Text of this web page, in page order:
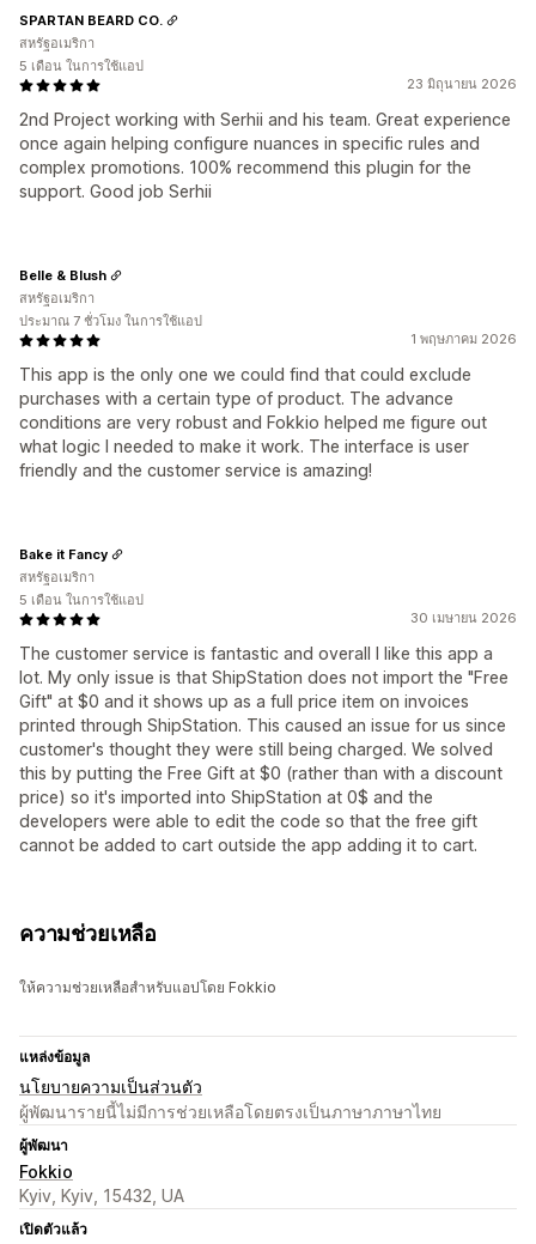
23 มิถุนายน 2026
2nd Project working with Serhii and his team. Great experience
once again helping configure nuances in specific rules and
complex promotions. 100% recommend this plugin for the
support. Good job Serhii
SPARTAN BEARD CO.
สหรัฐอเมริกา
5 เดือน ในการใช้แอป
1 พฤษภาคม 2026
This app is the only one we could find that could exclude
purchases with a certain type of product. The advance
conditions are very robust and Fokkio helped me figure out
what logic I needed to make it work. The interface is user
friendly and the customer service is amazing!
Belle & Blush
สหรัฐอเมริกา
ประมาณ 7 ชั่วโมง ในการใช้แอป
30 เมษายน 2026
The customer service is fantastic and overall I like this app a
lot. My only issue is that ShipStation does not import the "Free
Gift" at $0 and it shows up as a full price item on invoices
printed through ShipStation. This caused an issue for us since
customer's thought they were still being charged. We solved
this by putting the Free Gift at $0 (rather than with a discount
price) so it's imported into ShipStation at 0$ and the
developers were able to edit the code so that the free gift
cannot be added to cart outside the app adding it to cart.
Bake it Fancy
สหรัฐอเมริกา
5 เดือน ในการใช้แอป
ความช่วยเหลือ
ให้ความช่วยเหลือสำหรับแอปโดย Fokkio
แหล่งข้อมูล
นโยบายความเป็นส่วนตัว
ผู้พัฒนารายนี้ไม่มีการช่วยเหลือโดยตรงเป็นภาษาภาษาไทย
ผู้พัฒนา
Fokkio
Kyiv, Kyiv, 15432, UA
เปิดตัวแล้ว